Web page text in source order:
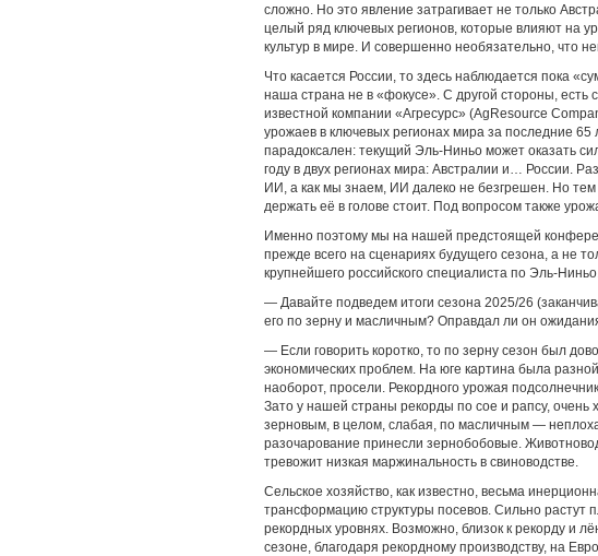
сложно. Но это явление затрагивает не только
целый ряд ключевых регионов, которые влияют на
культур в мире. И совершенно необязательно, что
Что касается России, то здесь наблюдается пока
наша страна не в «фокусе». С другой стороны,
известной компании «Агресурс» (AgResource
урожаев в ключевых регионах мира за последние
парадоксален: текущий Эль-Ниньо может оказать
году в двух регионах мира: Австралии и… России.
ИИ, а как мы знаем, ИИ далеко не безгрешен. Но
держать её в голове стоит. Под вопросом также
Именно поэтому мы на нашей предстоящей
прежде всего на сценариях будущего сезона, а не
крупнейшего российского специалиста по Эль-
— Давайте подведем итоги сезона 2025/26
его по зерну и масличным? Оправдал ли он
— Если говорить коротко, то по зерну сезон был
экономических проблем. На юге картина была
наоборот, просели. Рекордного урожая
Зато у нашей страны рекорды по сое и рапсу,
зерновым, в целом, слабая, по масличным —
разочарование принесли зернобобовые.
тревожит низкая маржинальность в свиноводстве.
Сельское хозяйство, как известно, весьма
трансформацию структуры посевов. Сильно
рекордных уровнях. Возможно, близок к рекорду и
сезоне, благодаря рекордному производству, на